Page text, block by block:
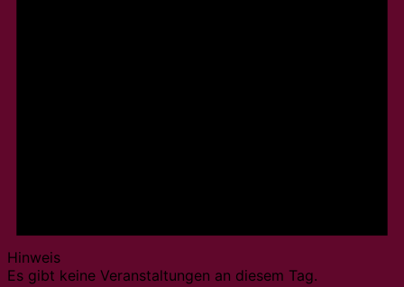
Hinweis
Es gibt keine Veranstaltungen an diesem Tag.